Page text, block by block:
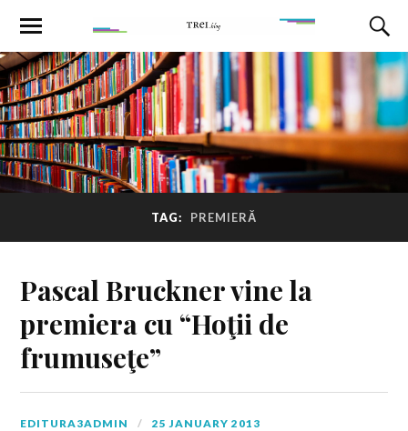
TAG: PREMIERĂ
Pascal Bruckner vine la
premiera cu “Hoţii de
frumuseţe”
EDITURA3ADMIN 25 JANUARY 2013